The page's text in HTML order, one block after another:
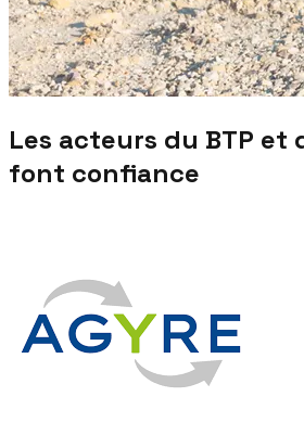
Les acteurs du BTP et
font confiance